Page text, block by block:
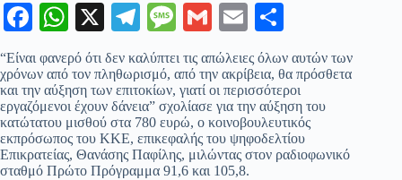
Fa
bo
ok
W
ha
ts
A
pp
X
Te
le
gr
a
m
M
sa
ge
G
m
ail
E
m
ail ρ
α
στ
εί
“Είναι φανερό ότι δεν καλύπτει τις απώλειες όλων αυτών των
χρόνων από τον πληθωρισμό, από την ακρίβεια, θα πρόσθετα
και την αύξηση των επιτοκίων, γιατί οι περισσότεροι
εργαζόμενοι έχουν δάνεια” σχολίασε για την αύξηση του
κατώτατου μισθού στα 780 ευρώ, ο κοινοβουλευτικός
εκπρόσωπος του ΚΚΕ, επικεφαλής του ψηφοδελτίου
Επικρατείας, Θανάσης Παφίλης, μιλώντας στον ραδιοφωνικό
σταθμό Πρώτο Πρόγραμμα 91,6 και 105,8.